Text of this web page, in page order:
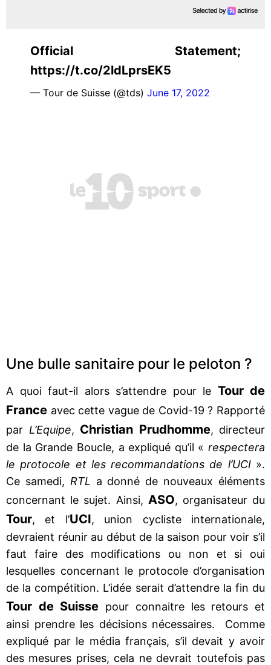
Official Statement;
https://t.co/2ldLprsEK5
— Tour de Suisse (@tds) June 17, 2022
Une bulle sanitaire pour le peloton ?
A quoi faut-il alors s’attendre pour le Tour de
France avec cette vague de Covid-19 ? Rapporté
par L’Equipe, Christian Prudhomme, directeur
de la Grande Boucle, a expliqué qu’il « respectera
le protocole et les recommandations de l’UCI».
Ce samedi, RTL a donné de nouveaux éléments
concernant le sujet. Ainsi, ASO, organisateur du
Tour, et l’UCI, union cycliste internationale,
devraient réunir au début de la saison pour voir s’il
faut faire des modifications ou non et si oui
lesquelles concernant le protocole d’organisation
de la compétition. L’idée serait d’attendre la fin du
Tour de Suisse pour connaitre les retours et
ainsi prendre les décisions nécessaires. Comme
expliqué par le média français, s’il devait y avoir
des mesures prises, cela ne devrait toutefois pas